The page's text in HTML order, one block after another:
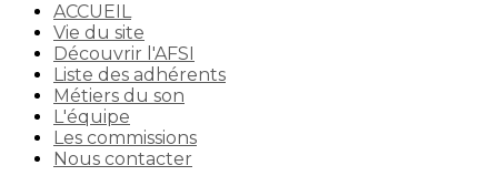
ACCUEIL
Vie du site
Découvrir l'AFSI
Liste des adhérents
Métiers du son
L'équipe
Les commissions
Nous contacter